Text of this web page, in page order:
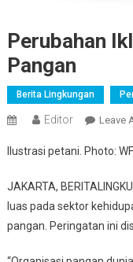
Perubahan
Pangan
Berita Lingkungan
Editor Leave
Ilustrasi petani. Photo:
JAKARTA,
luas pada sektor
pangan. Peringatan ini